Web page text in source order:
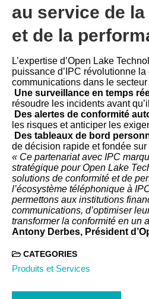
au service de
et de la
L’expertise d’Open Lake
puissance d’IPC révolutionne
communications dans le secteur
Une surveillance en temps
résoudre les incidents avant
Des alertes de conformité
les risques et anticiper les
Des tableaux de bord
de décision rapide et fondée
« Ce partenariat avec IPC
stratégique pour Open Lake
solutions de conformité et de
l’écosystème téléphonique à
permettons aux institutions
communications, d’optimiser
transformer la conformité en un
Antony Derbes, Président
CATEGORIES
Produits et Services